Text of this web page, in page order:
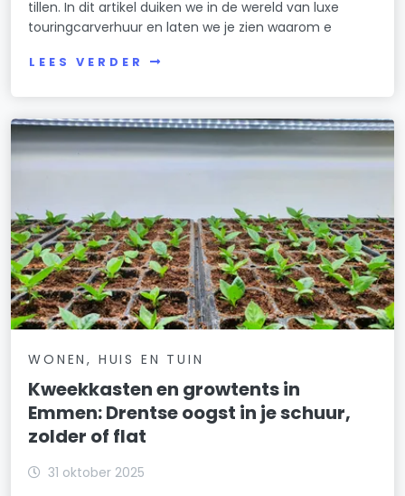
tillen. In dit artikel duiken we in de wereld van luxe
touringcarverhuur en laten we je zien waarom e
LEES VERDER
WONEN, HUIS EN TUIN
Kweekkasten en growtents in
Emmen: Drentse oogst in je schuur,
zolder of flat
31 oktober 2025